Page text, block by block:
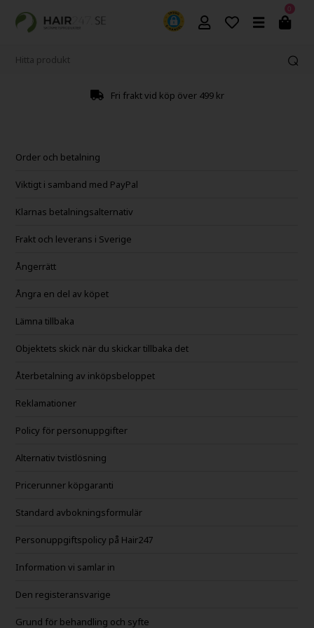
0
2-4 arbetsdagars leveranstid
Order och betalning
Viktigt i samband med PayPal
Klarnas betalningsalternativ
Frakt och leverans i Sverige
Ångerrätt
Ångra en del av köpet
Lämna tillbaka
Objektets skick när du skickar tillbaka det
Återbetalning av inköpsbeloppet
Reklamationer
Policy för personuppgifter
Alternativ tvistlösning
Pricerunner köpgaranti
Standard avbokningsformulär
Personuppgiftspolicy på Hair247
Information vi samlar in
Den registeransvarige
Grund för behandling och syfte